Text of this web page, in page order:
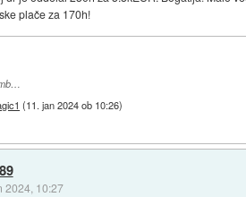
plače za 170h!
(11. jan 2024 ob 10:26)
2024, 10:27